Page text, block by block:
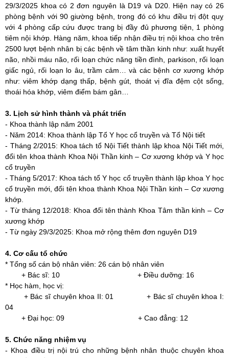
29/3/2025 khoa có 2 đơn nguyên là D19 và D20. Hiện nay có26
phòng bệnh với90 giường bệnh, trong đó có khu điều trị đột quỵ
với 4phòng cấp cứu được trang bị đầy đủ phương tiện, 1 phòng
tiêm nội khớp. Hàng năm, khoa tiếp nhận điều trị nội khoa cho trên
2500 lượt bệnh nhân bị các bệnh về tâm thần kinh như: xuất huyết
não, nhồi máu não, rối loạn chức năng tiền đình, parkison, rối loạn
giấc ngủ, rối loạn lo âu, trầm cảm… và các bệnh cơ xương khớp
như: viêm khớp dạng thấp, bệnh gút, thoát vị đĩa đệm cột sống,
thoái hóa khớp, viêm điểm bám gân…
3. Lịch sử hình thành và phát triển
- Khoa thành lập năm 2001
- Năm 2014: Khoa thành lập Tổ Y học cổ truyền và Tổ Nội tiết
- Tháng 2/2015: Khoa tách tổ Nội Tiết thành lập khoa Nội Tiết mới,
đổi tên khoa thành Khoa Nội Thần kinh – Cơ xương khớp và Y học
cổ truyền
- Tháng 5/2017: Khoa tách tổ Y học cổ truyền thành lập khoa Y học
cổ truyền mới, đổi tên khoa thành Khoa Nội Thần kinh – Cơ xương
khớp.
- Từ tháng 12/2018: Khoa đổi tên thành Khoa Tâm thần kinh – Cơ
xương khớp
- Từ ngày 29/3/2025: Khoa mở rộng thêm đơn nguyên D19
4. Cơ cấu tổ chức
* Tổng số cán bộ nhân viên: 26 cán bộ nhân viên
+ Bác sĩ: 10 + Điều dưỡng: 16
* Học hàm, học vị:
+ Bác sĩ chuyên khoa II: 01 + Bác sĩ chuyên khoa I:
04
+ Đại học: 09 + Cao đẳng: 12
5. Chức năng nhiệm vụ
- Khoa điều trị nội trú cho những bệnh nhân thuộc chuyên khoa